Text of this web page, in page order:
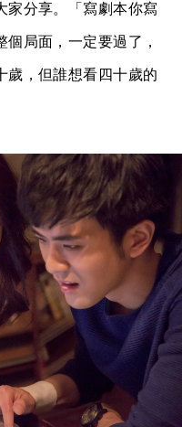
家分享。「寫劇本你寫
局面，一定要過了，
歲，但誰想看四十歲的